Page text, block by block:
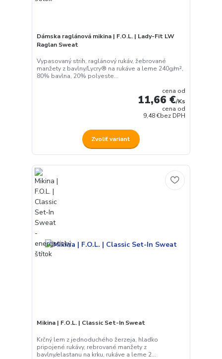
Dámska raglánová mikina | F.O.L. | Lady-Fit LW
Raglan Sweat
Vypasovaný strih, raglánový rukáv, žebrované
manžety z bavlny/Lycry® na rukáve a leme 240g/m²,
80% bavlna, 20% polyeste...
cena od
11,66 €/Ks
cena od
9,48 €bez DPH
Zvoliť variant
Mikina | F.O.L. | Classic Set-In Sweat
Krčný lem z jednoduchého žerzeja, hladko
pripojené rukávy, rebrované manžety z
bavlny/elastanu na krku, rukáve a leme 2...